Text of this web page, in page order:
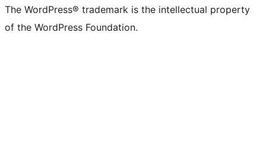
The WordPress® trademark is the intellectual property
of the WordPress Foundation.